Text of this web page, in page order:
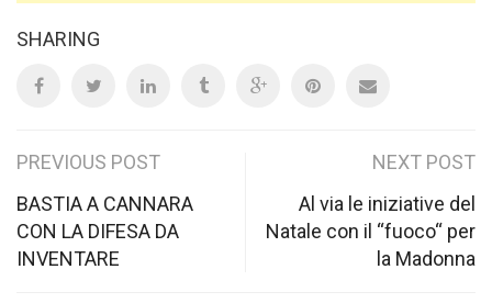
SHARING
Post
navigation
PREVIOUS POST
BASTIA A CANNARA
CON LA DIFESA DA
INVENTARE
NEXT POST
Al via le iniziative del
Natale con il “fuoco“ per
la Madonna